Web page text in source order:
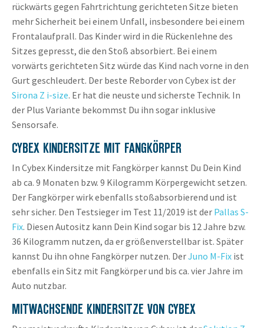
rückwärts gegen Fahrtrichtung gerichteten Sitze bieten
mehr Sicherheit bei einem Unfall, insbesondere bei einem
Frontalaufprall. Das Kinder wird in die Rückenlehne des
Sitzes gepresst, die den Stoß absorbiert. Bei einem
vorwärts gerichteten Sitz würde das Kind nach vorne in den
Gurt geschleudert. Der beste Reborder von Cybex ist der
Sirona Z i-size. Er hat die neuste und sicherste Technik. In
der Plus Variante bekommst Du ihn sogar inklusive
Sensorsafe.
CYBEX KINDERSITZE MIT FANGKÖRPER
In Cybex Kindersitze mit Fangkörper kannst Du Dein Kind
ab ca. 9 Monaten bzw. 9 Kilogramm Körpergewicht setzen.
Der Fangkörper wirk ebenfalls stoßabsorbierend und ist
sehr sicher. Den Testsieger im Test 11/2019 ist der Pallas S-
Fix. Diesen Autositz kann Dein Kind sogar bis 12 Jahre bzw.
36 Kilogramm nutzen, da er größenverstellbar ist. Später
kannst Du ihn ohne Fangkörper nutzen. DerJuno M-Fix ist
ebenfalls ein Sitz mit Fangkörper und bis ca. vier Jahre im
Auto nutzbar.
MITWACHSENDE KINDERSITZE VON CYBEX